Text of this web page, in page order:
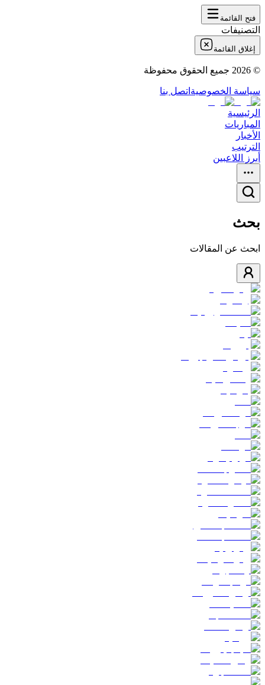
فتح القائمة
التصنيفات
إغلاق القائمة
©
2026 جميع الحقوق محفوظة
سياسة الخصوصية اتصل بنا
الرئيسية
المباريات
الأخبار
الترتيب
أبرز اللاعبين
بحث
ابحث عن المقالات